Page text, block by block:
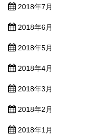
2018年7月
2018年6月
2018年5月
2018年4月
2018年3月
2018年2月
2018年1月